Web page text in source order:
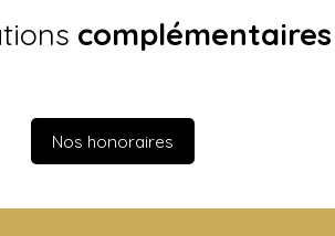
complémentaires
Nos honoraires